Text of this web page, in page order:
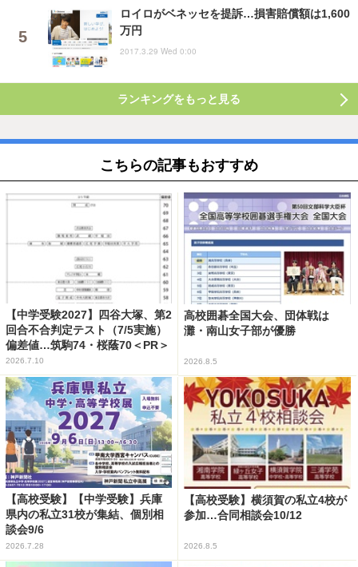
ロイロがベネッセを提訴…損害賠償額は1,600
万円
2017.3.29 Wed 0:00
ランキングをもっと見る
こちらの記事もおすすめ
【中学受験2027】四谷大塚、第2
回合不合判定テスト（7/5実施）
偏差値…筑駒74・桜蔭70＜PR＞
2026.7.10
高校囲碁全国大会、団体戦は
灘・南山女子部が優勝
2026.8.5
【高校受験】【中学受験】兵庫
県内の私立31校が集結、個別相
談会9/6
2026.7.28
【高校受験】横須賀の私立4校が
参加…合同相談会10/12
2026.8.5